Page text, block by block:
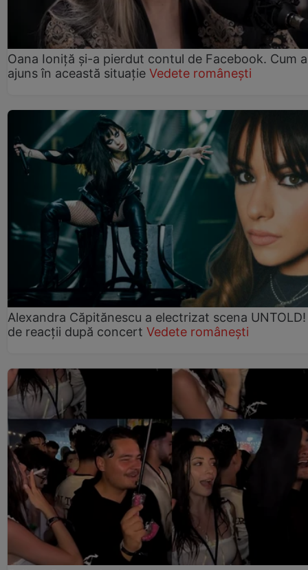
Oana Ioniță și-a pierdut contul de Facebook. Cum a
ajuns în această situație Vedete românești
Alexandra Căpitănescu a electrizat scena UNTOLD!
de reacții după concert Vedete românești